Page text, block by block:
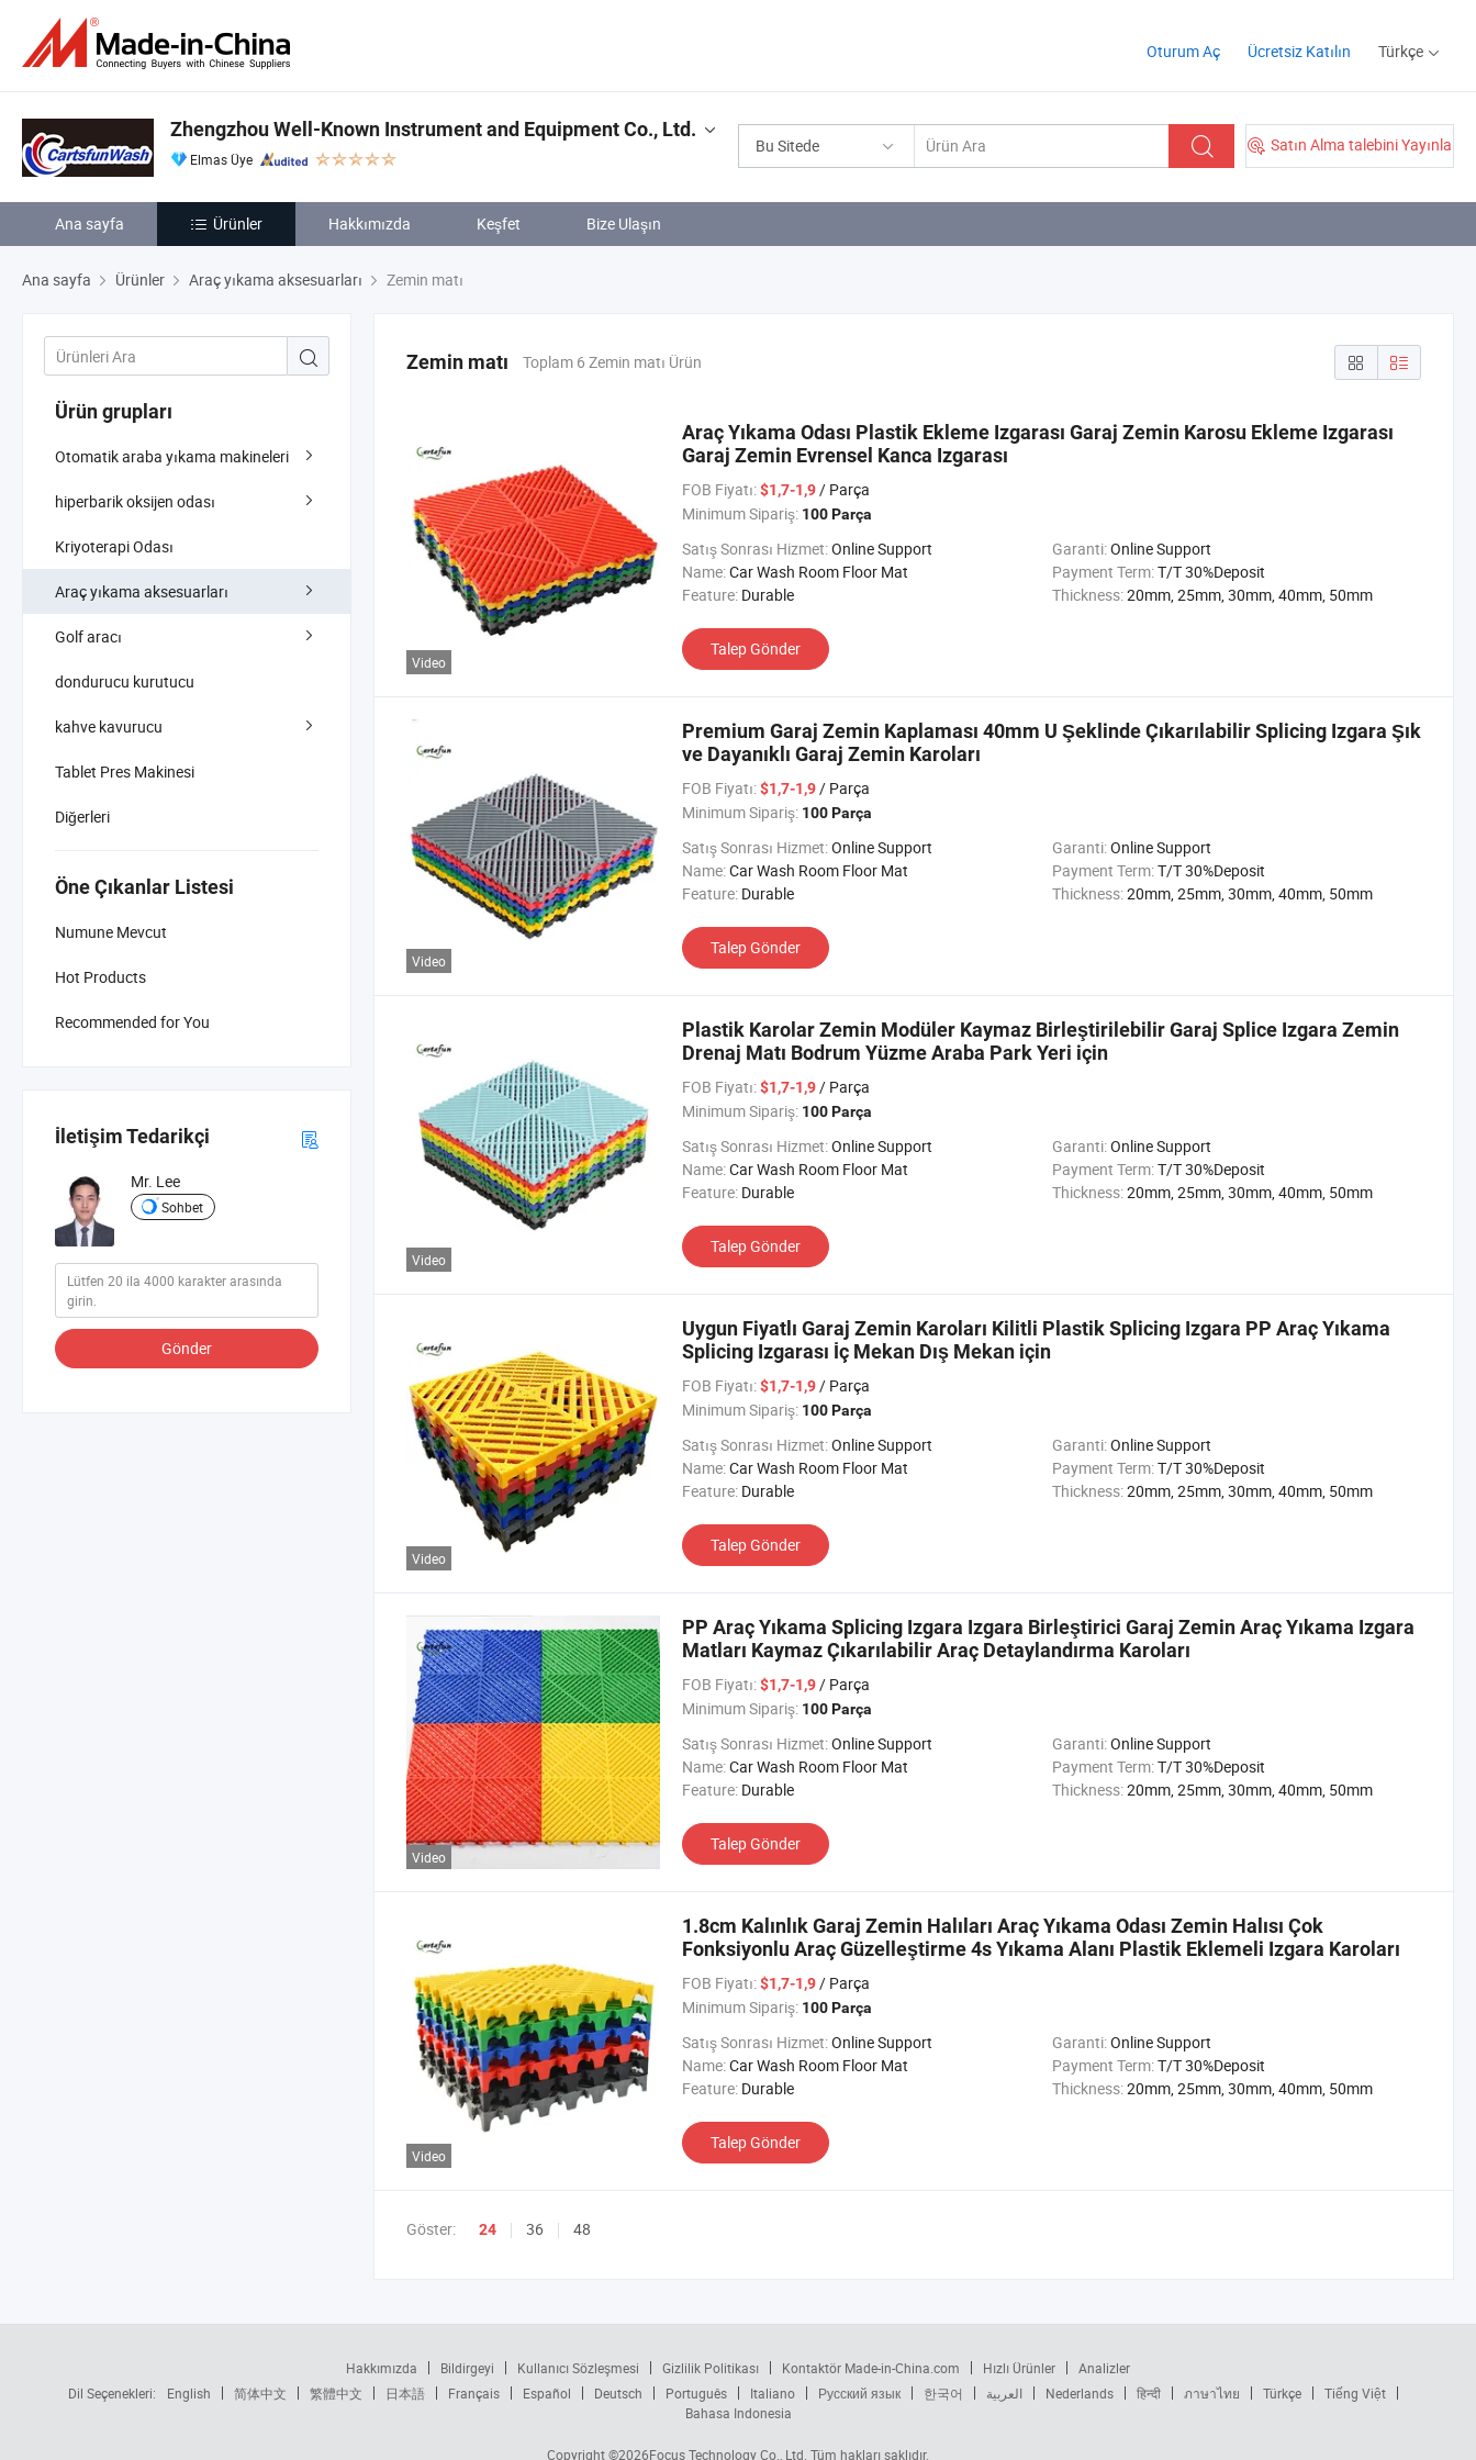
Oturum Aç Ücretsiz Katılın Türkçe
Bu Sitede Satın Alma talebini Yayınla
Zhengzhou Well-Known Instrument and Equipment Co., Ltd.
Elmas Üye
Ana sayfa Ürünler Hakkımızda Keşfet Bize Ulaşın
Ana sayfa Ürünler Araç yıkama aksesuarları Zemin matı
Ürün grupları
Otomatik araba yıkama makineleri
hiperbarik oksijen odası
Kriyoterapi Odası
Araç yıkama aksesuarları
Golf aracı
dondurucu kurutucu
kahve kavurucu
Tablet Pres Makinesi
Diğerleri
Öne Çıkanlar Listesi
Numune Mevcut
Hot Products
Recommended for You
İletişim Tedarikçi
Mr. Lee
Sohbet
Gönder
Zemin matı Toplam 6 Zemin matı Ürün
Video
Araç Yıkama Odası Plastik Ekleme Izgarası Garaj Zemin Karosu Ekleme Izgarası
Garaj Zemin Evrensel Kanca Izgarası
FOB Fiyatı:$1,7-1,9/ Parça
Minimum Sipariş: 100 Parça
Satış Sonrası Hizmet:Online Support Garanti:Online Support
Name:Car Wash Room Floor Mat Payment Term:T/T 30%Deposit
Feature: Durable Thickness:20mm, 25mm, 30mm, 40mm, 50mm
Talep Gönder
Video
Premium Garaj Zemin Kaplaması 40mm U Şeklinde Çıkarılabilir Splicing Izgara Şık
ve Dayanıklı Garaj Zemin Karoları
FOB Fiyatı:$1,7-1,9/ Parça
Minimum Sipariş: 100 Parça
Satış Sonrası Hizmet:Online Support Garanti:Online Support
Name:Car Wash Room Floor Mat Payment Term:T/T 30%Deposit
Feature: Durable Thickness:20mm, 25mm, 30mm, 40mm, 50mm
Talep Gönder
Video
Plastik Karolar Zemin Modüler Kaymaz Birleştirilebilir Garaj Splice Izgara Zemin
Drenaj Matı Bodrum Yüzme Araba Park Yeri için
FOB Fiyatı:$1,7-1,9/ Parça
Minimum Sipariş: 100 Parça
Satış Sonrası Hizmet:Online Support Garanti:Online Support
Name:Car Wash Room Floor Mat Payment Term:T/T 30%Deposit
Feature: Durable Thickness:20mm, 25mm, 30mm, 40mm, 50mm
Talep Gönder
Video
Uygun Fiyatlı Garaj Zemin Karoları Kilitli Plastik Splicing Izgara PP Araç Yıkama
Splicing Izgarası İç Mekan Dış Mekan için
FOB Fiyatı:$1,7-1,9/ Parça
Minimum Sipariş: 100 Parça
Satış Sonrası Hizmet:Online Support Garanti:Online Support
Name:Car Wash Room Floor Mat Payment Term:T/T 30%Deposit
Feature: Durable Thickness:20mm, 25mm, 30mm, 40mm, 50mm
Talep Gönder
Video
PP Araç Yıkama Splicing Izgara Izgara Birleştirici Garaj Zemin Araç Yıkama Izgara
Matları Kaymaz Çıkarılabilir Araç Detaylandırma Karoları
FOB Fiyatı:$1,7-1,9/ Parça
Minimum Sipariş: 100 Parça
Satış Sonrası Hizmet:Online Support Garanti:Online Support
Name:Car Wash Room Floor Mat Payment Term:T/T 30%Deposit
Feature: Durable Thickness:20mm, 25mm, 30mm, 40mm, 50mm
Talep Gönder
Video
1.8cm Kalınlık Garaj Zemin Halıları Araç Yıkama Odası Zemin Halısı Çok
Fonksiyonlu Araç Güzelleştirme 4s Yıkama Alanı Plastik Eklemeli Izgara Karoları
FOB Fiyatı:$1,7-1,9/ Parça
Minimum Sipariş: 100 Parça
Satış Sonrası Hizmet:Online Support Garanti:Online Support
Name:Car Wash Room Floor Mat Payment Term:T/T 30%Deposit
Feature: Durable Thickness:20mm, 25mm, 30mm, 40mm, 50mm
Talep Gönder
Göster: 24 36 48
Hakkımızda Bildirgeyi Kullanıcı Sözleşmesi Gizlilik Politikası Kontaktör Made-in-China.com Hızlı Ürünler
Analizler
Dil Seçenekleri:
English 简体中文 繁體中文 日本語 Français Español Deutsch Português Italiano Русский язык 한국어 العربية Nederlands हिन्दी ภาษาไทย Türkçe
Tiếng Việt
Bahasa Indonesia
Copyright ©2026Focus Technology Co., Ltd. Tüm hakları saklıdır.